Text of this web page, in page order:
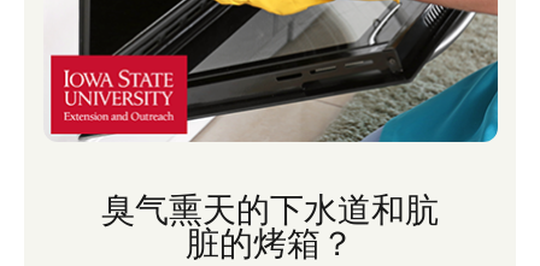
臭气熏天的下水道和肮
脏的烤箱？